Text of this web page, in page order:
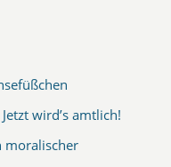
wird’s amtlich!
moralischer